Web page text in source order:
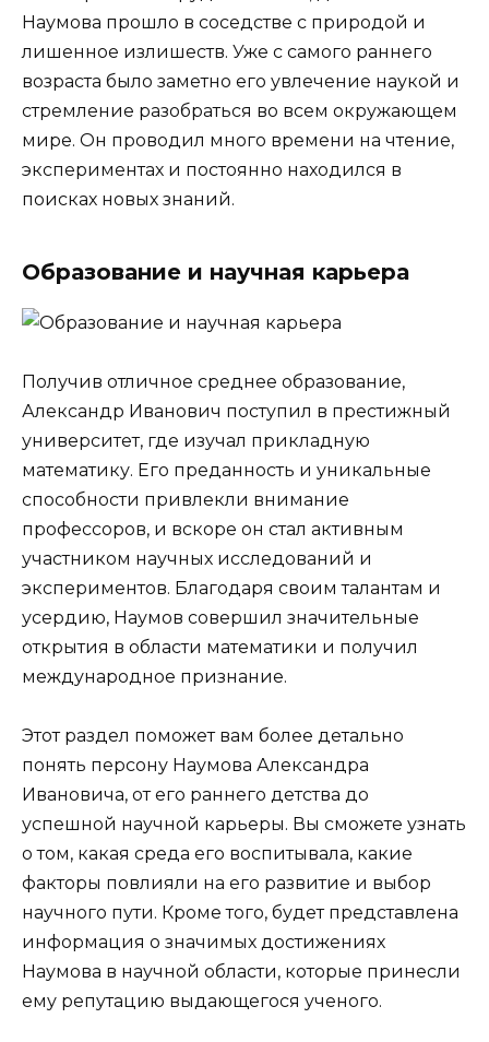
Наумова прошло в соседстве с природой и
лишенное излишеств. Уже с самого раннего
возраста было заметно его увлечение наукой и
стремление разобраться во всем окружающем
мире. Он проводил много времени на чтение,
экспериментах и постоянно находился в
поисках новых знаний.
Образование и научная карьера
Получив отличное среднее образование,
Александр Иванович поступил в престижный
университет, где изучал прикладную
математику. Его преданность и уникальные
способности привлекли внимание
профессоров, и вскоре он стал активным
участником научных исследований и
экспериментов. Благодаря своим талантам и
усердию, Наумов совершил значительные
открытия в области математики и получил
международное признание.
Этот раздел поможет вам более детально
понять персону Наумова Александра
Ивановича, от его раннего детства до
успешной научной карьеры. Вы сможете узнать
о том, какая среда его воспитывала, какие
факторы повлияли на его развитие и выбор
научного пути. Кроме того, будет представлена
информация о значимых достижениях
Наумова в научной области, которые принесли
ему репутацию выдающегося ученого.